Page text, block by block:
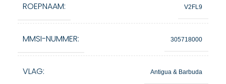
ROEPNAAM: V2FL9
MMSI-NUMMER: 305718000
VLAG: Antigua & Barbuda